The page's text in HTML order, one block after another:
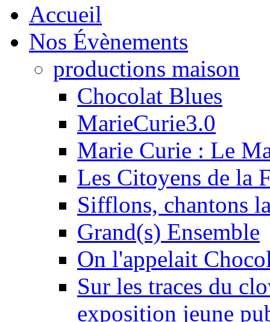
Accueil
Nos Évènements
productions maison
Chocolat Blues
MarieCurie3.0
Marie Curie : Le
Les Citoyens de la
Sifflons, chantons
Grand(s) Ensemble
On l'appelait
Sur les traces du
exposition jeune